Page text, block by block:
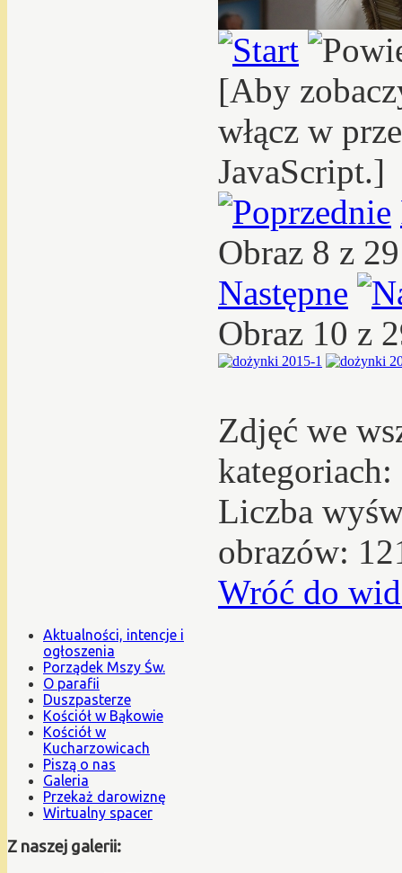
[Aby
włącz w
JavaScript.]
Obraz 8 z
Następne
Obraz 10 z
Zdjęć we
kategoriach:
Liczba
obrazów:
Wróć do
Aktualności, intencje i
ogłoszenia
Porządek Mszy Św.
O parafii
Duszpasterze
Kościół w Bąkowie
Kościół w
Kucharzowicach
Piszą o nas
Galeria
Przekaż darowiznę
Wirtualny spacer
Z naszej galerii: